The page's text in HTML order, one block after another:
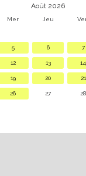
Août 2026
Mer Jeu
5 6 7
12 13 14
19 20 21
26 27 28